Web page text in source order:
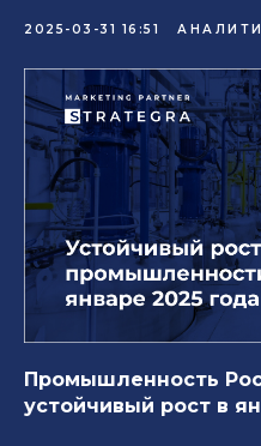
2025-03-31 16:51
Промышленность
устойчивый рост в